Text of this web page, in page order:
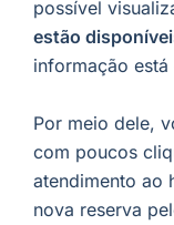
possível
estão
informação
Por meio dele,
com poucos
atendimento ao
nova reserva